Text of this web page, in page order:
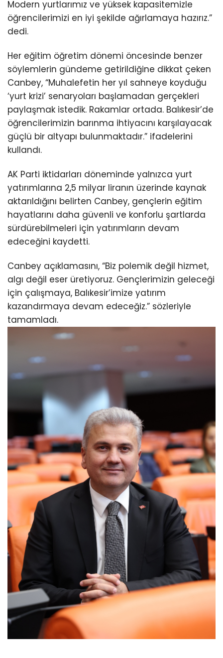
Modern yurtlarımız ve yüksek kapasitemizle
öğrencilerimizi en iyi şekilde ağırlamaya hazırız.”
dedi.
Her eğitim öğretim dönemi öncesinde benzer
söylemlerin gündeme getirildiğine dikkat çeken
Canbey, “Muhalefetin her yıl sahneye koyduğu
‘yurt krizi’ senaryoları başlamadan gerçekleri
paylaşmak istedik. Rakamlar ortada. Balıkesir’de
öğrencilerimizin barınma ihtiyacını karşılayacak
güçlü bir altyapı bulunmaktadır.” ifadelerini
kullandı.
AK Parti iktidarları döneminde yalnızca yurt
yatırımlarına 2,5 milyar liranın üzerinde kaynak
aktarıldığını belirten Canbey, gençlerin eğitim
hayatlarını daha güvenli ve konforlu şartlarda
sürdürebilmeleri için yatırımların devam
edeceğini kaydetti.
Canbey açıklamasını, “Biz polemik değil hizmet,
algı değil eser üretiyoruz. Gençlerimizin geleceği
için çalışmaya, Balıkesir’imize yatırım
kazandırmaya devam edeceğiz.” sözleriyle
tamamladı.